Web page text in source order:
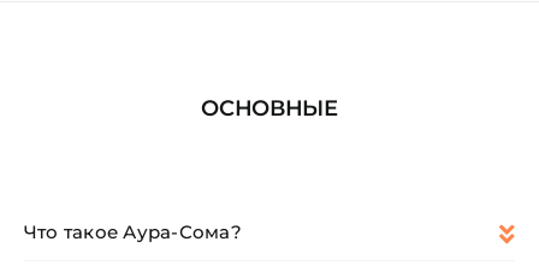
КВИНТЭССЕНЦИЯ
ОСНОВНЫЕ
Что такое Аура-Сома?